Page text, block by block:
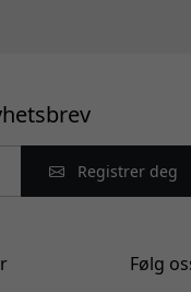
Registrer deg
Følg